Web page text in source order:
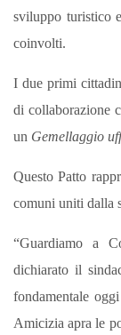
sviluppo turistico
coinvolti.
I due primi
di collaborazione
un Gemellaggio
Questo Patto
comuni uniti dalla
“Guardiamo a
dichiarato il
fondamentale
Amicizia apra le